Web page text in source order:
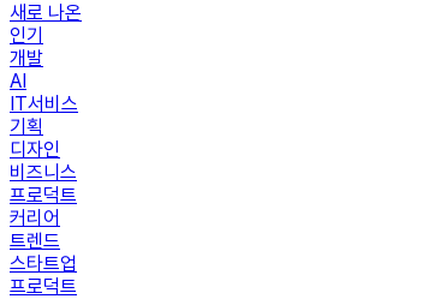
새로 나온
인기
개발
AI
IT서비스
기획
디자인
비즈니스
프로덕트
커리어
트렌드
스타트업
프로덕트